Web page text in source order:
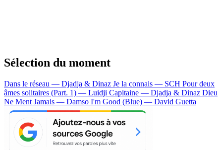
Sélection du moment
Dans le réseau — Djadja & Dinaz Je la connais — SCH Pour deux
âmes solitaires (Part. 1) — Luidji Capitaine — Djadja & Dinaz Dieu
Ne Ment Jamais — Damso I'm Good (Blue) — David Guetta